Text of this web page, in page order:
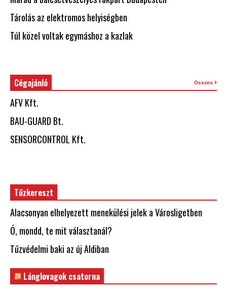
Tárolás az elektromos helyiségben
Túl közel voltak egymáshoz a kazlak
Cégajánló Összes
AFV Kft.
BAU-GUARD Bt.
SENSORCONTROL Kft.
Tűzkereszt
Alacsonyan elhelyezett menekülési jelek a Városligetben
Ó, mondd, te mit választanál?
Tűzvédelmi baki az új Aldiban
Lánglovagok csatorna